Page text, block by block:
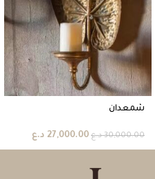
شمعدان
30,000.00 د.ع 27,000.00 د.ع